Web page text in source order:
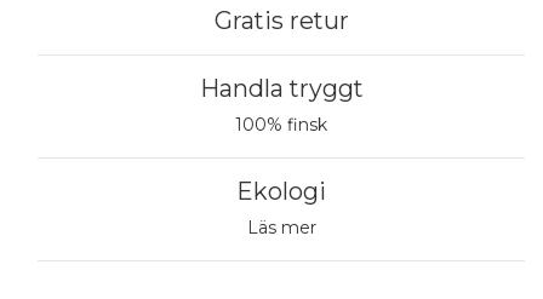
Gratis retur
Handla tryggt
100% finsk
Ekologi
Läs mer